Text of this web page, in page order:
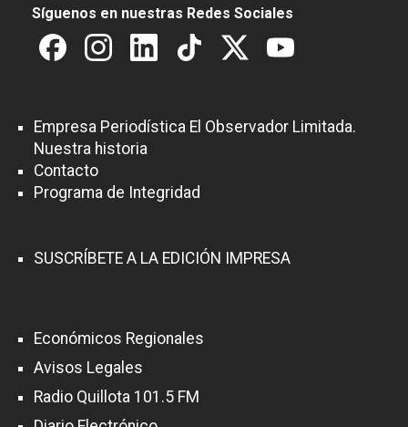
Síguenos en nuestras Redes Sociales
Empresa Periodística El Observador Limitada.
Nuestra historia
Contacto
Programa de Integridad
SUSCRÍBETE A LA EDICIÓN IMPRESA
Económicos Regionales
Avisos Legales
Radio Quillota 101.5 FM